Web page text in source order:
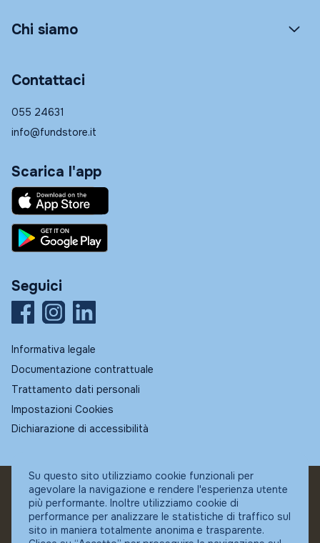
Chi siamo
Contattaci
055 24631
info@fundstore.it
Scarica l'app
Seguici
Informativa legale
Documentazione contrattuale
Trattamento dati personali
Impostazioni Cookies
Dichiarazione di accessibilità
© Fundstore
Collocatore autorizzato:
Banca Ifigest SpA
P.Iva: 04337180485
Su questo sito utilizziamo cookie funzionali per
agevolare la navigazione e rendere l'esperienza utente
più performante. Inoltre utilizziamo cookie di
performance per analizzare le statistiche di traffico sul
sito in maniera totalmente anonima e trasparente.